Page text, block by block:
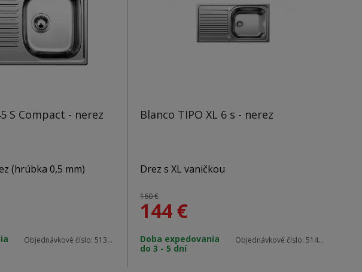
V balení so sifónom – pachový uzáver,
bez excentra
S Compact - nerez
(hrúbka 0,5 mm)
780 x 500 mm
Objednávkové číslo: 513441
Blanco TIPO XL 6 s - nerez
Drez s XL vaničkou
Materiál: nerez
Vonkajšie rozmery: 950 x 500 mm
160 €
144€
Doba expedovania
do 3 - 5 dní
Objednávkové číslo: 514243